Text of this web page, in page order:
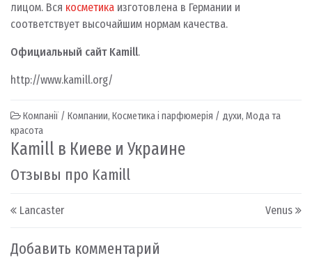
лицом. Вся косметика изготовлена в Германии и
соответствует высочайшим нормам качества.
Официальный сайт Kamill.
http://www.kamill.org/
Компанії / Компании, Косметика і парфюмерія / духи, Мода та
красота
Kamill в Киеве и Украине
Отзывы про Kamill
Post navigation
Lancaster Venus
Добавить комментарий